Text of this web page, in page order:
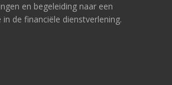
en begeleiding naar een
de financiële dienstverlening.